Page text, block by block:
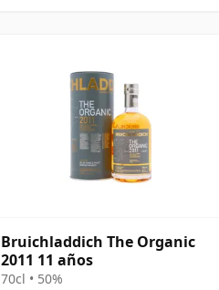
Bruichladdich The Organic
2011 11 años
70cl • 50%